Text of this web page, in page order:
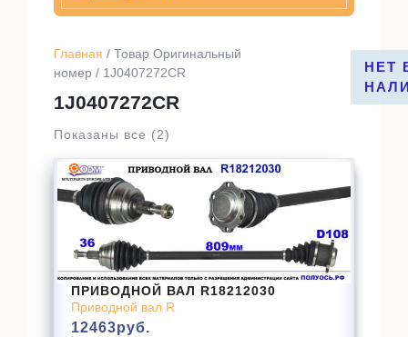
Главная / Товар Оригинальный
номер / 1J0407272CR
1J0407272CR
Показаны все (2)
НЕТ
ПРИВОДНОЙ ВАЛ R18212030
Приводной вал R
12463руб.